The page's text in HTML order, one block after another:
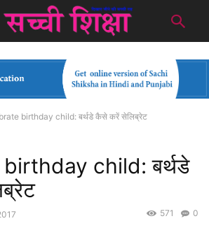
birthday child: बर्थडे कैसे करें सेलिब्रेट
child: बर्थडे
0
571